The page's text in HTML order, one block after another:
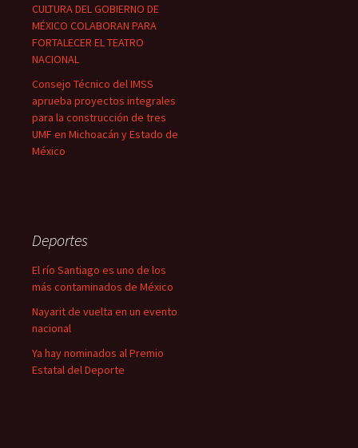
CULTURA DEL GOBIERNO DE
MÉXICO COLABORAN PARA
FORTALECER EL TEATRO
NACIONAL
Consejo Técnico del IMSS
aprueba proyectos integrales
para la construcción de tres
UMF en Michoacán y Estado de
México
Deportes
El río Santiago es uno de los
más contaminados de México
Nayarit de vuelta en un evento
nacional
Ya hay nominados al Premio
Estatal del Deporte